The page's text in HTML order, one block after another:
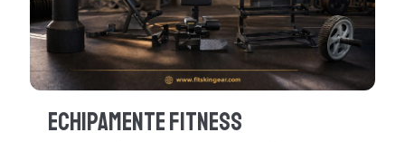
Echipamente Fitness